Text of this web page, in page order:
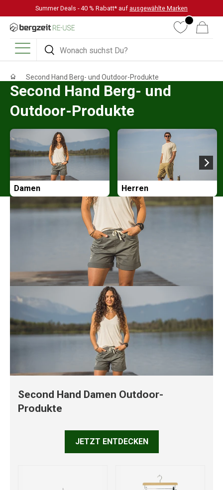
DIREKT ZUM INHALT
Summer Deals - 40 % Rabatt* auf ausgewählte Marken
Suchen
Suchen
WunschlisteWarenkorb
Menü
Second Hand Berg- und Outdoor-Produkte
Second Hand Berg- und
Outdoor-Produkte
Damen Herren
Second Hand Damen Outdoor-
Produkte
JETZT ENTDECKEN